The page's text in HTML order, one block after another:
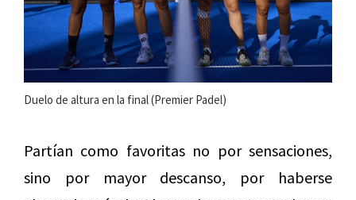
Duelo de altura en la final (Premier Padel)
Partían como favoritas no por sensaciones,
sino por mayor descanso, por haberse